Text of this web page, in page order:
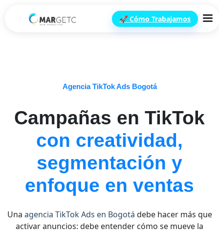
🚀 Cómo Trabajamos
Agencia TikTok Ads Bogotá
Campañas en TikTok
con creatividad,
segmentación y
enfoque en ventas
Una agencia TikTok Ads en Bogotá debe hacer más que
activar anuncios: debe entender cómo se mueve la